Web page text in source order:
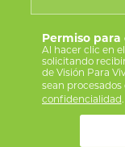
Permiso
Al hacer clic en
solicitando
de Visión Para
sean
confidencialidad.